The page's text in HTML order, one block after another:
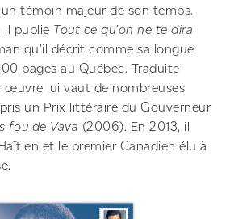
témoin majeur de son temps.
il publie Tout ce qu’on ne te dira
qu’il décrit comme sa longue
pages au Québec. Traduite
œuvre lui vaut de nombreuses
un Prix littéraire du Gouverneur
fou de Vava (2006). En 2013, il
et le premier Canadien élu à